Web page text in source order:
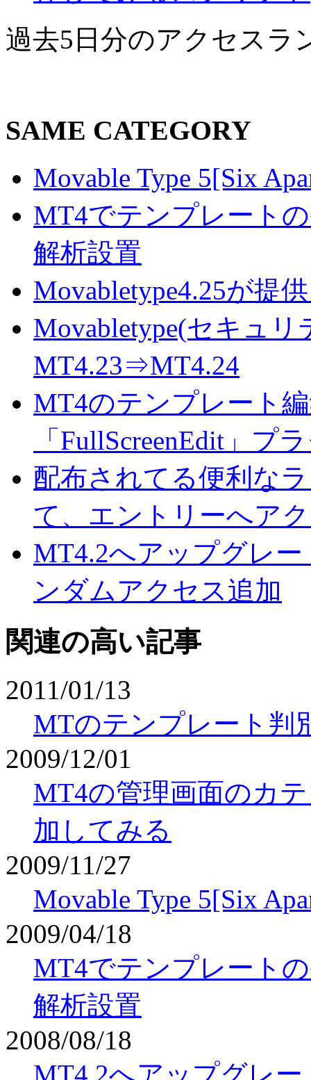
過去5日分のアクセスラ
SAME CATEGORY
Movable Type 5[Six
MT4でテンプレート
解析設置
Movabletype4.25が提
Movabletype(セキュ
MT4.23⇒MT4.24
MT4のテンプレート
「FullScreenEdit」プ
配布されてる便利な
て、エントリーへア
MT4.2へアップグレ
ンダムアクセス追加
関連の高い記事
2011/01/13
MTのテンプレート判
2009/12/01
MT4の管理画面のカ
加してみる
2009/11/27
Movable Type 5[Six
2009/04/18
MT4でテンプレート
解析設置
2008/08/18
MT4.2へアップグレ